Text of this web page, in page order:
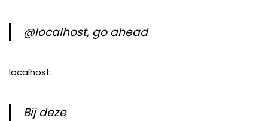
@localhost, go ahead
localhost:
Bijdeze